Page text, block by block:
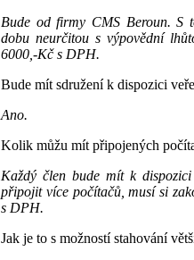
Bude od firmy CMS Beroun. S
dobu neurčitou s výpovědní
6000,-Kč s DPH.
Bude mít sdružení k dispozici
Ano.
Kolik můžu mít připojených
Každý člen bude mít k
připojit více počítačů, musí si
s DPH.
Jak je to s možností stahování